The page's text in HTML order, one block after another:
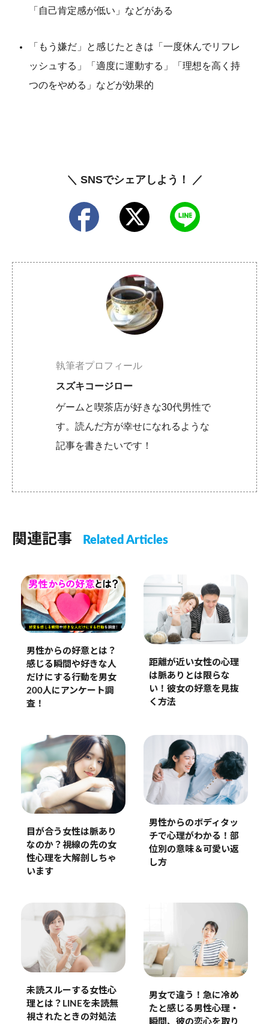
「自己肯定感が低い」などがある
「もう嫌だ」と感じたときは「一度休んでリフレ
ッシュする」「適度に運動する」「理想を高く持
つのをやめる」などが効果的
＼ SNSでシェアしよう！ ／
執筆者プロフィール
スズキコージロー
ゲームと喫茶店が好きな30代男性で
す。読んだ方が幸せになれるような
記事を書きたいです！
関連記事 Related Articles
男性からの好意とは？
感じる瞬間や好きな人
だけにする行動を男女
200人にアンケート調
査！
距離が近い女性の心理
は脈ありとは限らな
い！彼女の好意を見抜
く方法
目が合う女性は脈あり
なのか？視線の先の女
性心理を大解剖しちゃ
います
男性からのボディタッ
チで心理がわかる！部
位別の意味＆可愛い返
し方
未読スルーする女性心
理とは？LINEを未読無
視されたときの対処法
男女で違う！急に冷め
たと感じる男性心理・
瞬間、彼の恋心を取り